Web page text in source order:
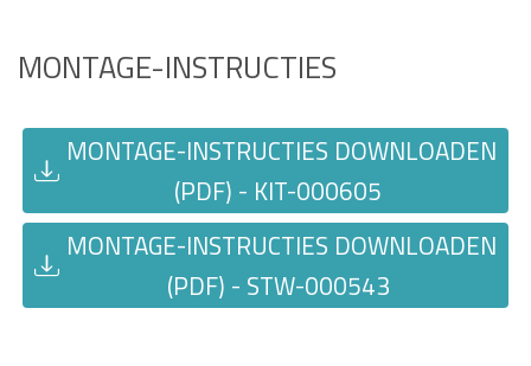
MONTAGE-INSTRUCTIES
MONTAGE-INSTRUCTIES DOWNLOADEN
(PDF) - KIT-000605
MONTAGE-INSTRUCTIES DOWNLOADEN
(PDF) - STW-000543